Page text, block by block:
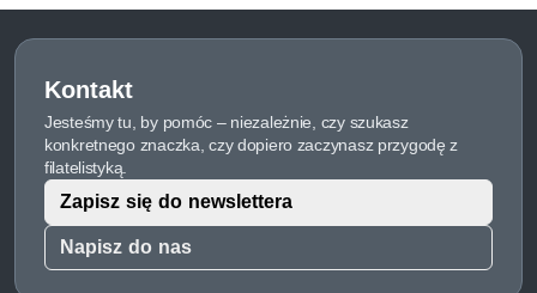
Kontakt
Jesteśmy tu, by pomóc – niezależnie, czy szukasz
konkretnego znaczka, czy dopiero zaczynasz przygodę z
filatelistyką.
Napisz do nas
Zapisz się do newslettera